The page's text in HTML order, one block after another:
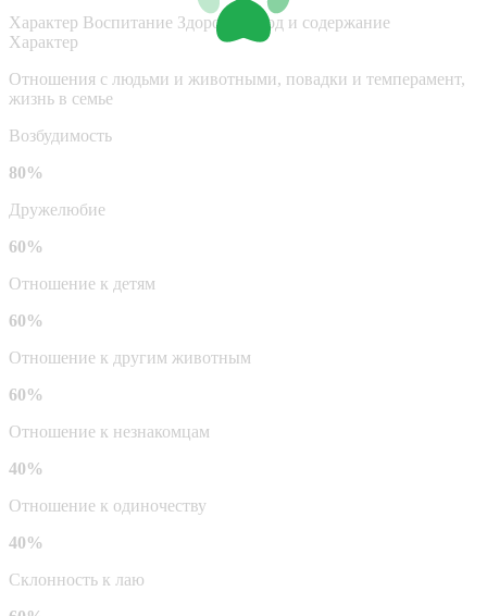
Характер Воспитание Здоровье
Уход и содержание
Характер
Отношения с людьми и животными, повадки и темперамент,
жизнь в семье
Возбудимость
80%
Дружелюбие
60%
Отношение к детям
60%
Отношение к другим животным
60%
Отношение к незнакомцам
40%
Отношение к одиночеству
40%
Склонность к лаю